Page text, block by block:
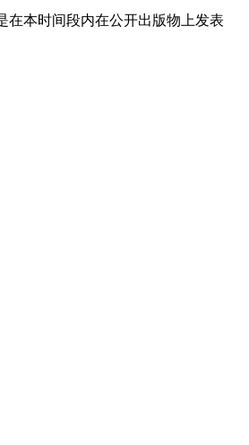
在本时间段内在公开出版物上发表